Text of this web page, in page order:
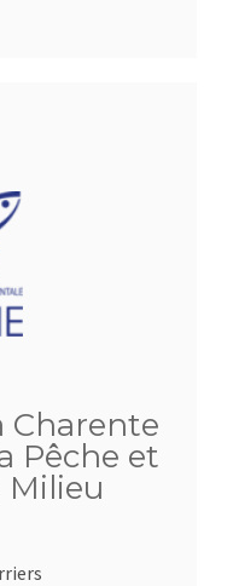
Charente
Pêche et
Milieu